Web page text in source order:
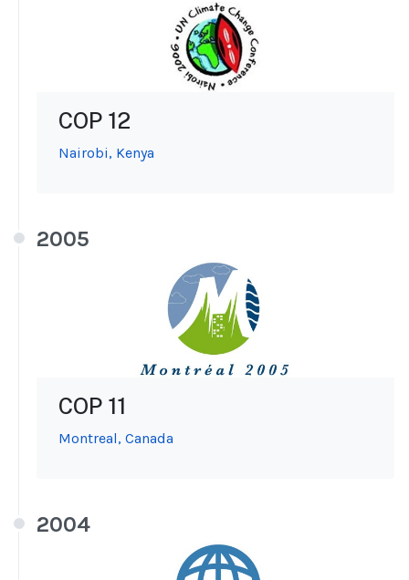
COP 12
Nairobi, Kenya
2005
COP 11
Montreal, Canada
2004